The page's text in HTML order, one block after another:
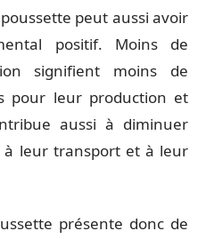
peut aussi avoir
positif. Moins de
signifient moins de
pour leur production et
aussi à diminuer
à leur transport et à leur
présente donc de